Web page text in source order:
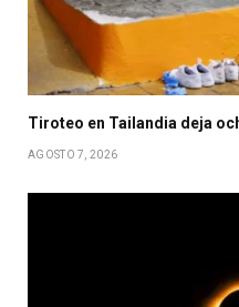
Tiroteo en Tailandia deja
AGOSTO 7, 2026